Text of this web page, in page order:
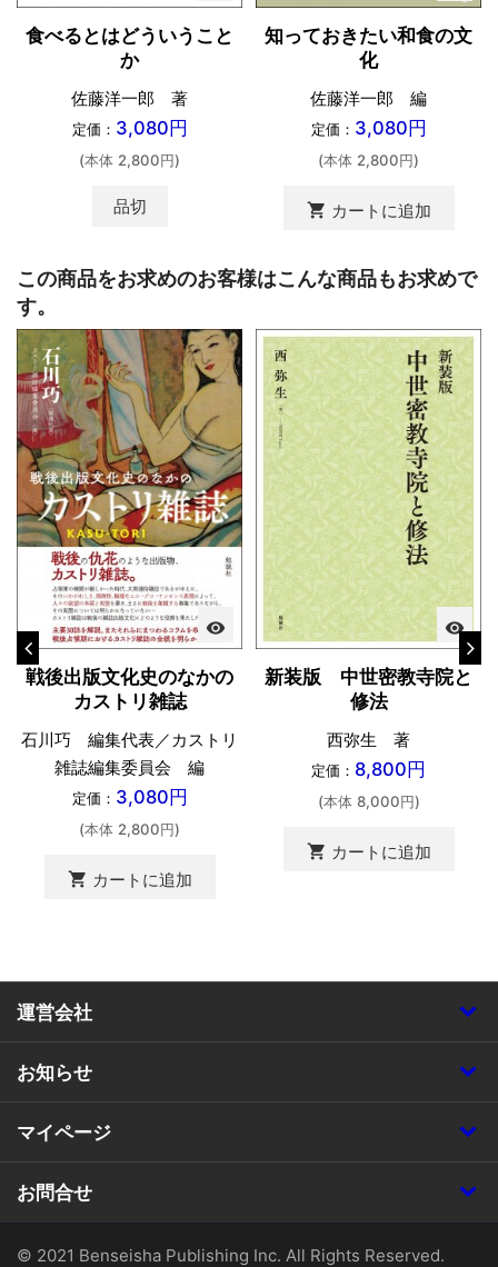
食べるとはどういうこと
か
佐藤洋一郎 著
定価： 3,080円
(本体 2,800円)
品切
知っておきたい和食の文
化
佐藤洋一郎 編
定価： 3,080円
(本体 2,800円)
shopping_cart カートに追加
この商品をお求めのお客様はこんな商品もお求めで
す。
visibility
戦後出版文化史のなかの
カストリ雑誌
石川巧 編集代表／カストリ
雑誌編集委員会 編
定価： 3,080円
(本体 2,800円)
shopping_cart カートに追加
visibility
新装版 中世密教寺院と
修法
西弥生 著
定価： 8,800円
(本体 8,000円)
shopping_cart カートに追加
運営会社
お知らせ
マイページ
お問合せ
© 2021 Benseisha Publishing Inc. All Rights Reserved.